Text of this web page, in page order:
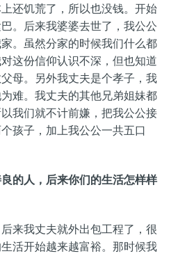
还饥荒了，所以也没钱。开始
。后来我婆婆去世了，我公公
。虽然分家的时候我们什么都
这份信仰认识不深，但也知道
母。另外我丈夫是个孝子，我
难。我丈夫的其他兄弟姐妹都
我们就不计前嫌，把我公公接
孩子，加上我公公一共五口
的人，后来你们的生活怎样样
来我丈夫就外出包工程了，很
活开始越来越富裕。那时候我